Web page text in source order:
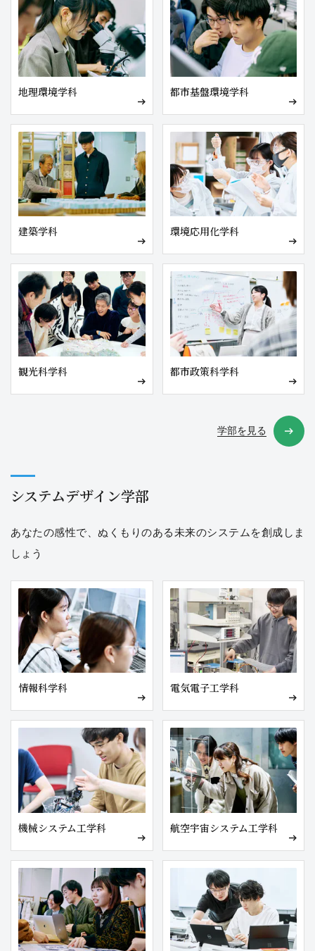
地理環境学科 都市基盤環境学科
建築学科 環境応用化学科
観光科学科 都市政策科学科
学部を見る
システムデザイン学部
あなたの感性で、ぬくもりのある未来のシステムを創成しま
しょう
情報科学科 電気電子工学科
機械システム工学科 航空宇宙システム工学科